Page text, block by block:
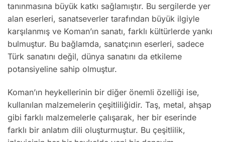
tanınmasına büyük katkı sağlamıştır. Bu sergilerde yer
alan eserleri, sanatseverler tarafından büyük ilgiyle
karşılanmış ve Koman’ın sanatı, farklı kültürlerde yankı
bulmuştur. Bu bağlamda, sanatçının eserleri, sadece
Türk sanatını değil, dünya sanatını da etkileme
potansiyeline sahip olmuştur.
Koman’ın heykellerinin bir diğer önemli özelliği ise,
kullanılan malzemelerin çeşitliliğidir. Taş, metal, ahşap
gibi farklı malzemelerle çalışarak, her bir eserinde
farklı bir anlatım dili oluşturmuştur. Bu çeşitlilik,